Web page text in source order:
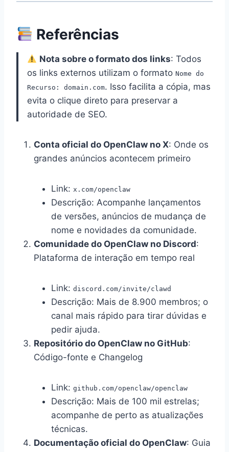
Referências
Nota sobre o formato dos links: Todos
os links externos utilizam o formato Nome do
Recurso: domain.com. Isso facilita a cópia, mas
evita o clique direto para preservar a
autoridade de SEO.
Conta oficial do OpenClaw no X: Onde os
grandes anúncios acontecem primeiro
Link: x.com/openclaw
Descrição: Acompanhe lançamentos
de versões, anúncios de mudança de
nome e novidades da comunidade.
Comunidade do OpenClaw no Discord:
Plataforma de interação em tempo real
Link: discord.com/invite/clawd
Descrição: Mais de 8.900 membros; o
canal mais rápido para tirar dúvidas e
pedir ajuda.
Repositório do OpenClaw no GitHub:
Código-fonte e Changelog
Link: github.com/openclaw/openclaw
Descrição: Mais de 100 mil estrelas;
acompanhe de perto as atualizações
técnicas.
Documentação oficial do OpenClaw: Guia